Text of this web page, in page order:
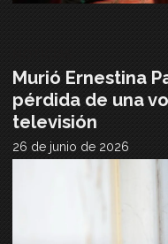
Murió Ernestina
pérdida de una
televisión
26 de junio de 2026